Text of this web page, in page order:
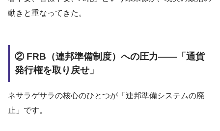
動きと重なってきた。
② FRB（連邦準備制度）への圧力——「通貨
発行権を取り戻せ」
ネサラゲサラの核心のひとつが「連邦準備システムの廃
止」です。